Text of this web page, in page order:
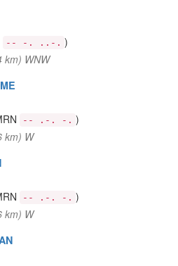
-- -. ..-. )
km) WNW
-- .-. -. )
km) W
-- .-. -. )
km) W